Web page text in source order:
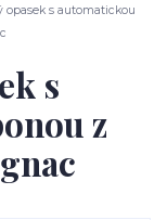
opasek s automatickou
s
z